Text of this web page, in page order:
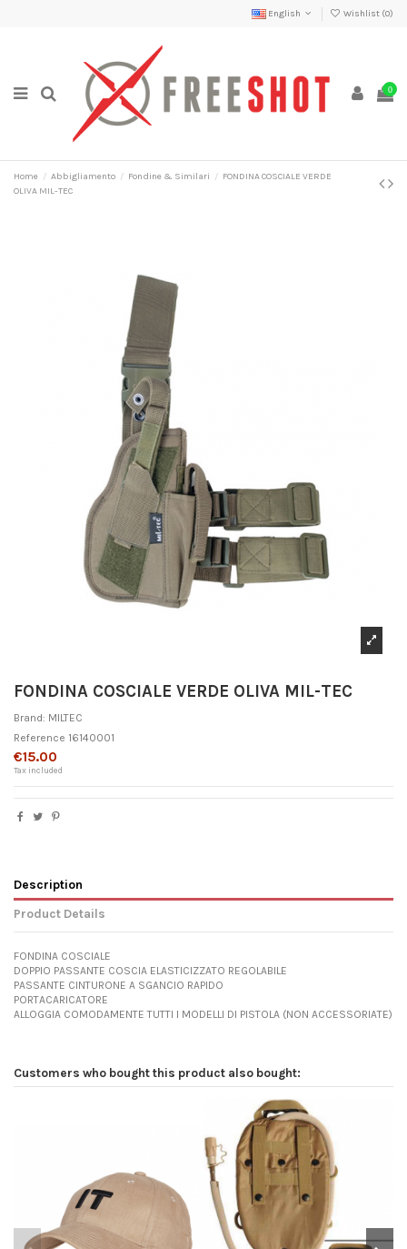
English Wishlist (0)
0
Home Abbigliamento Fondine & Similari
FONDINA COSCIALE VERDE
OLIVA MIL-TEC
FONDINA COSCIALE VERDE OLIVA MIL-TEC
Brand: MILTEC
Reference 16140001
€15.00
Tax included
Description
Product Details
FONDINA COSCIALE
DOPPIO PASSANTE COSCIA ELASTICIZZATO REGOLABILE
PASSANTE CINTURONE A SGANCIO RAPIDO
PORTACARICATORE
ALLOGGIA COMODAMENTE TUTTI I MODELLI DI PISTOLA (NON ACCESSORIATE)
Customers who bought this product also bought: